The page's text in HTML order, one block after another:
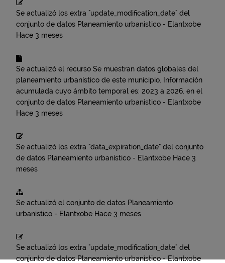
Se actualizó los extra "update_modification_date" del
conjunto de datos Planeamiento urbanístico - Elantxobe
Hace 3 meses
Se actualizó el recurso Se muestran datos globales del
planeamiento urbanístico de este municipio. Información
acumulada cuyo ámbito temporal es: 2023 a 2026. en el
conjunto de datos Planeamiento urbanístico - Elantxobe
Hace 3 meses
Se actualizó los extra "data_expiration_date" del conjunto
de datos Planeamiento urbanístico - Elantxobe Hace 3
meses
Se actualizó el conjunto de datos Planeamiento
urbanístico - Elantxobe Hace 3 meses
Se actualizó los extra "update_modification_date" del
conjunto de datosPlaneamiento urbanístico - Elantxobe